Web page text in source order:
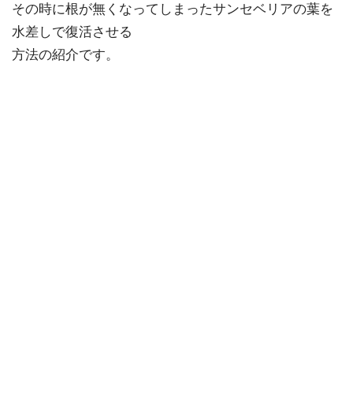
その時に根が無くなってしまったサンセベリアの葉を
水差しで復活させる
方法の紹介です。